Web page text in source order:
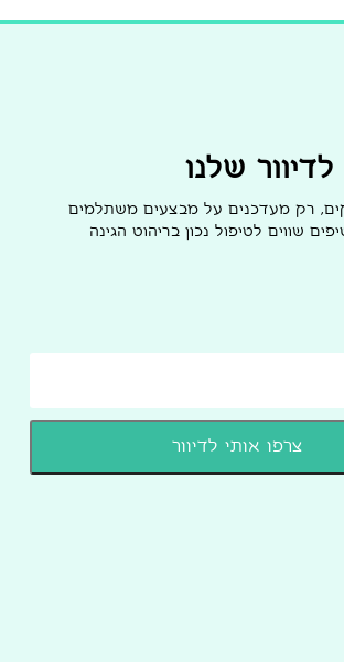
שלנו
רק מעדכנים על מבצעים משתלמים
שווים לטיפול נכון בריהוט הגינה